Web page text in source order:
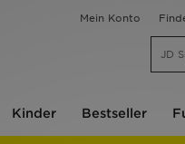
Mein Konto
Kinder Bestseller